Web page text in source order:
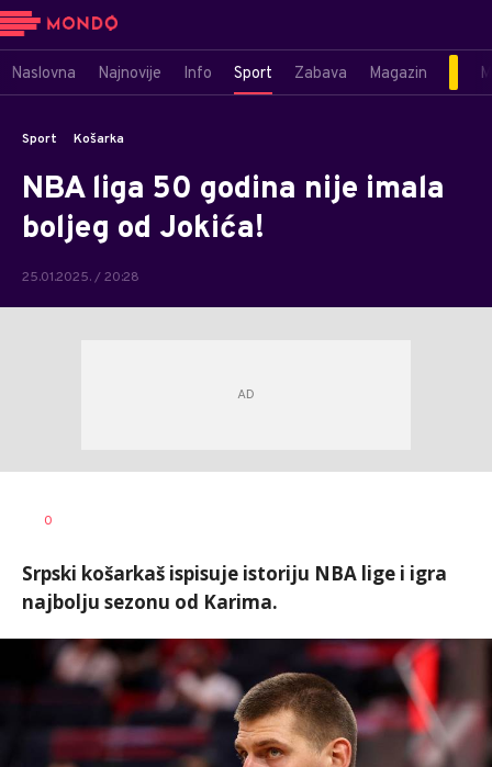
Naslovna Najnovije Info Sport Zabava Magazin
Sport Košarka
NBA liga 50 godina nije imala
boljeg od Jokića!
25.01.2025. / 20:28
AUTOR
0
Srpski košarkaš ispisuje istoriju NBA lige i igra
najbolju sezonu od Karima.